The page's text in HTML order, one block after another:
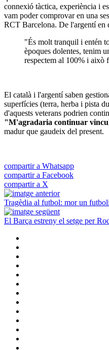
connexió tàctica, experiència i
vam poder comprovar en una
RCT Barcelona. De l'argentí en
"És molt tranquil i entén
èpoques dolentes, tenim
respectem al 100% i això
El català i l'argentí saben
superfícies (terra, herba i pista
d'aquests veterans podrien
"M'agradaria continuar
madur que gaudeix del present.
compartir a Whatsapp
compartir a Facebook
compartir a X
Tragèdia al futbol: mor un
El Barça estreny el setge per